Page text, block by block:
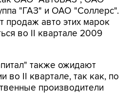
"ГАЗ" и ОАО "Соллерс".
продаж авто этих марок
во II квартале 2009
также ожидают
во II квартале, так как, по
производители